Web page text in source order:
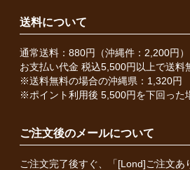
送料について
通常送料：880円（沖縄件：2,200円）
お支払い代金 税込5,500円以上で送料
※送料無料の場合の沖縄県：1,320円
※ポイント利用後 5,500円を下回った
ご注文後のメールについて
ご注文完了後すぐ、「[Lond]ご注文あ